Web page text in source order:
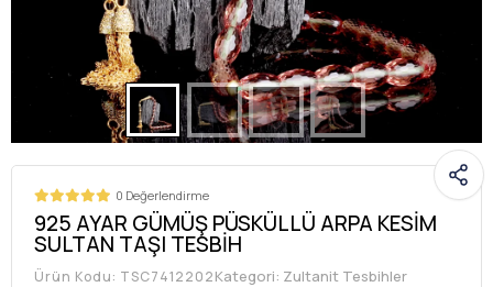
0 Değerlendirme
925 AYAR GÜMÜŞ PÜSKÜLLÜ ARPA KESİM
SULTAN TAŞI TESBİH
Ürün Kodu: TSC7412202Kategori: Zultanit Tesbihler